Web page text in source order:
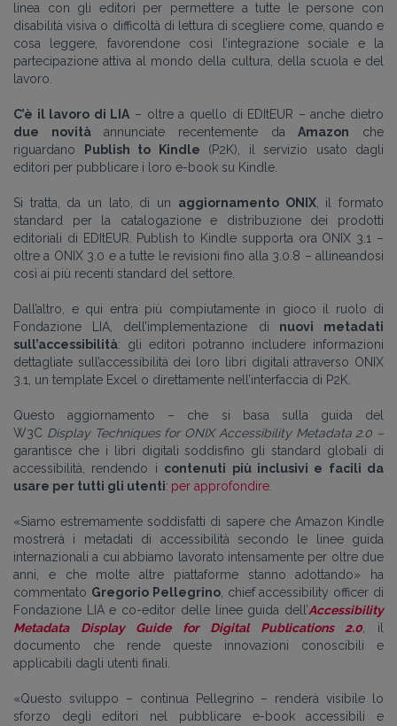
linea con gli editori per permettere a tutte le persone con
disabilità visiva o difficoltà di lettura di scegliere come, quando e
cosa leggere, favorendone così l’integrazione sociale e la
partecipazione attiva al mondo della cultura, della scuola e del
lavoro.
C’è il lavoro di LIA – oltre a quello di EDItEUR – anche dietro
due novitàannunciate recentemente daAmazon che
riguardano
Publish to Kindle (P2K), il servizio usato dagli
editori per pubblicare i loro e-book su Kindle.
Si tratta, da un lato, di un aggiornamento ONIX, il formato
standard per la catalogazione e distribuzione dei prodotti
editoriali di EDItEUR. Publish to Kindle supporta ora ONIX 3.1 –
oltre a ONIX 3.0 e a tutte le revisioni fino alla 3.0.8 – allineandosi
così ai più recenti standard del settore.
Dall’altro, e qui entra più compiutamente in gioco il ruolo di
Fondazione LIA, dell’implementazione di nuovi metadati
sull’accessibilità: gli editori potranno includere informazioni
dettagliate sull’accessibilità dei loro libri digitali attraverso ONIX
3.1, un template Excel o direttamente nell’interfaccia di P2K.
Questo aggiornamento – che si basa sulla guida del
W3C Display Techniques for ONIX Accessibility Metadata 2.0 –
garantisce che i libri digitali soddisfino gli standard globali di
accessibilità, rendendo i contenuti più inclusivi e facili da
usare per tutti gli utenti: per approfondire
«Siamo estremamente soddisfatti di sapere che Amazon Kindle
mostrerà i metadati di accessibilità secondo le linee guida
internazionali a cui abbiamo lavorato intensamente per oltre due
anni, e che molte altre piattaforme stanno adottando» ha
commentato Gregorio Pellegrino, chief accessibility officer di
Fondazione LIA e co-editor delle linee guida dell’Accessibility
Metadata Display Guide for Digital Publications 2.0 , il
documento che rende queste innovazioni conoscibili e
applicabili dagli utenti finali.
«Questo sviluppo – continua Pellegrino – renderà visibile lo
sforzo degli editori nel pubblicare e-book accessibili e